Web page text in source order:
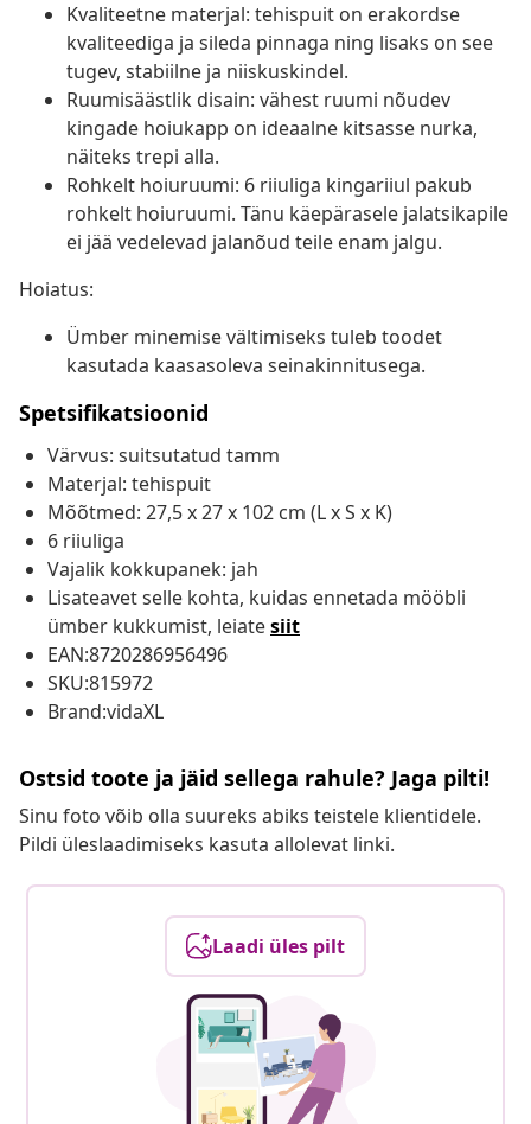
Kvaliteetne materjal: tehispuit on erakordse
kvaliteediga ja sileda pinnaga ning lisaks on see
tugev, stabiilne ja niiskuskindel.
Ruumisäästlik disain: vähest ruumi nõudev
kingade hoiukapp on ideaalne kitsasse nurka,
näiteks trepi alla.
Rohkelt hoiuruumi: 6 riiuliga kingariiul pakub
rohkelt hoiuruumi. Tänu käepärasele jalatsikapile
ei jää vedelevad jalanõud teile enam jalgu.
Hoiatus:
Ümber minemise vältimiseks tuleb toodet
kasutada kaasasoleva seinakinnitusega.
Spetsifikatsioonid
Värvus: suitsutatud tamm
Materjal: tehispuit
Mõõtmed: 27,5 x 27 x 102 cm (L x S x K)
6 riiuliga
Vajalik kokkupanek: jah
Lisateavet selle kohta, kuidas ennetada mööbli
ümber kukkumist, leiatesiit
EAN:8720286956496
SKU:815972
Brand:vidaXL
Ostsid toote ja jäid sellega rahule? Jaga pilti!
Sinu foto võib olla suureks abiks teistele klientidele.
Pildi üleslaadimiseks kasuta allolevat linki.
Laadi üles pilt